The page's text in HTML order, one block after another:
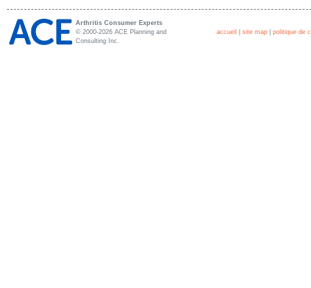
Arthritis Consumer Experts
© 2000-2026 ACE Planning and
Consulting Inc.
accueil site map politique de